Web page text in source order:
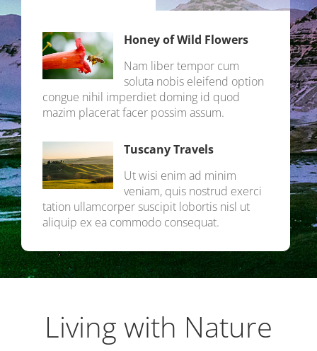
Honey of Wild Flowers
Nam liber tempor cum
soluta nobis eleifend option
congue nihil imperdiet doming id quod
mazim placerat facer possim assum.
Tuscany Travels
Ut wisi enim ad minim
veniam, quis nostrud exerci
tation ullamcorper suscipit lobortis nisl ut
aliquip ex ea commodo consequat.
Living with Nature